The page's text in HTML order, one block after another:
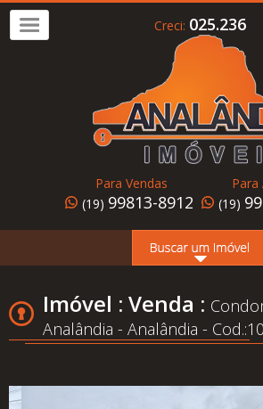
Alugar
Home
Somos
Conheça
Creci: 025.236
Para Vendas
(19) 99813-8912
Para
(19)
Imóvel : Venda :
Analândia - Analândia -